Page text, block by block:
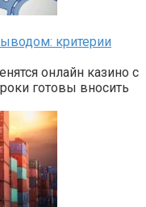
критерии
онлайн казино с
готовы вносить